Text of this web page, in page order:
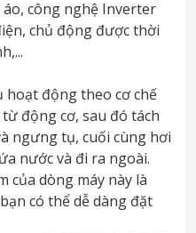
công nghệ Inverter
chủ động được thời
hoạt động theo cơ chế
động cơ, sau đó tách
ngưng tụ, cuối cùng hơi
nước và đi ra ngoài.
dòng máy này là
có thể dễ dàng đặt